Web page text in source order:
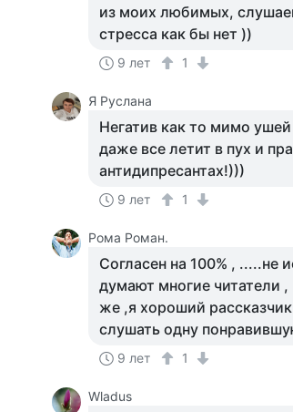
из моих любимых,
стресса как бы нет ))
9 лет 1
Я Руслана
Негатив как то мимо
даже все летит в пух и
антидипресантах!)))
9 лет 1
Рома Роман.
Согласен на 100% , .....не
думают многие читатели
же ,я хороший
слушать одну
9 лет 1
Wladus